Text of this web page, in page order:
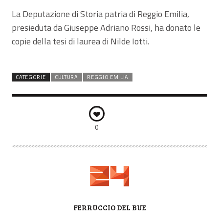
La Deputazione di Storia patria di Reggio Emilia,
presieduta da Giuseppe Adriano Rossi, ha donato le
copie della tesi di laurea di Nilde Iotti.
CATEGORIE CULTURA REGGIO EMILIA
0
FERRUCCIO DEL BUE